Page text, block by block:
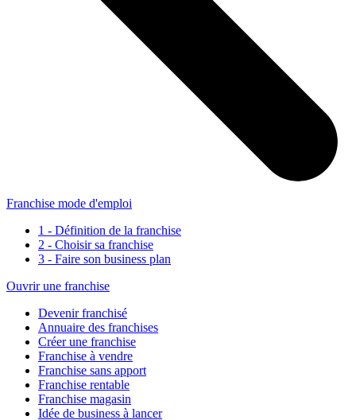
Franchise mode d'emploi
1 - Définition de la franchise
2 - Choisir sa franchise
3 - Faire son business plan
Ouvrir une franchise
Devenir franchisé
Annuaire des franchises
Créer une franchise
Franchise à vendre
Franchise sans apport
Franchise rentable
Franchise magasin
Idée de business à lancer